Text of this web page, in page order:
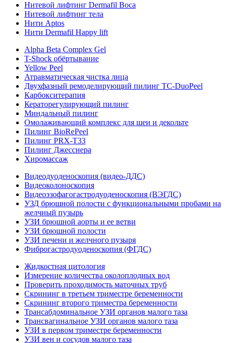
Нитевой лифтинг Dermafil Boca
Нитевой лифтинг тела
Нити Aptos
Нити Dermafil Happy lift
Alpha Beta Complex Gel
T-Shock обёртывание
Yellow Peel
Атравматическая чистка лица
Двухфазный ремоделирующий пилинг TC-DuoPeel
Карбокситерапия
Кераторегулирующий пилинг
Миндальный пилинг
Омолаживающий комплекс для шеи и декольте
Пилинг BioRePeel
Пилинг PRX-T33
Пилинг Джесснера
Хиромассаж
Видеодуоденоскопия (видео-ДДС)
Видеоколоноскопия
Видеоэзофагогастродуоденоскопия (ВЭГДС)
УЗД брюшной полости с функциональными пробами на
желчный пузырь
УЗИ брюшной аорты и ее ветви
УЗИ брюшной полости
УЗИ печени и желчного пузыря
Фиброгастродуоденоскопия (ФГДС)
Жидкостная цитология
Измерение количества околоплодных вод
Проверить проходимость маточных труб
Скрининг в третьем триместре беременности
Скрининг второго триместра беременности
Трансабдоминальное УЗИ органов малого таза
Трансвагинальное УЗИ органов малого таза
УЗИ в первом триместре беременности
УЗИ вен и сосудов малого таза